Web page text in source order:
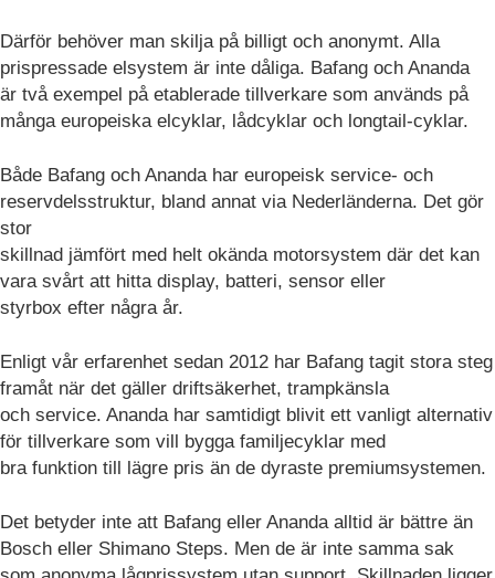
Därför behöver man skilja på billigt och anonymt. Alla
prispressade elsystem är inte dåliga. Bafang och Ananda
är två exempel på etablerade tillverkare som används på
många europeiska elcyklar, lådcyklar och longtail-cyklar.
Både Bafang och Ananda har europeisk service- och
reservdelsstruktur, bland annat via Nederländerna. Det gör
stor
skillnad jämfört med helt okända motorsystem där det kan
vara svårt att hitta display, batteri, sensor eller
styrbox efter några år.
Enligt vår erfarenhet sedan 2012 har Bafang tagit stora steg
framåt när det gäller driftsäkerhet, trampkänsla
och service. Ananda har samtidigt blivit ett vanligt alternativ
för tillverkare som vill bygga familjecyklar med
bra funktion till lägre pris än de dyraste premiumsystemen.
Det betyder inte att Bafang eller Ananda alltid är bättre än
Bosch eller Shimano Steps. Men de är inte samma sak